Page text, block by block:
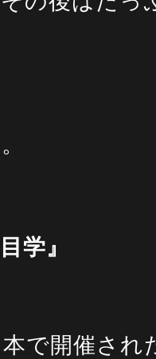
目学』
で開催され